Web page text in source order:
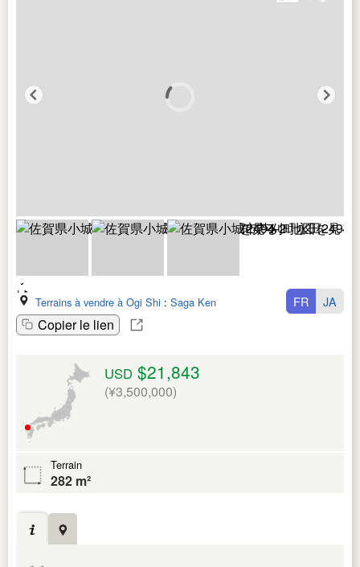
Terrains à vendre à Ogi Shi : Saga Ken
Copier le lien
FR JA
USD $21,843
(¥3,500,000)
Terrain
282 m²